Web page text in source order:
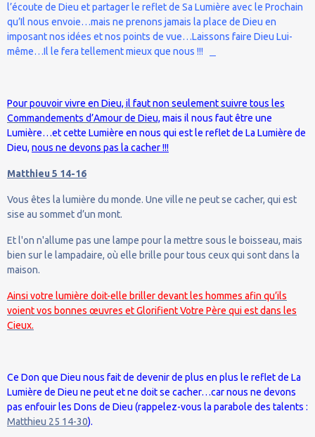
l’écoute de Dieu et partager le reflet de Sa Lumière avec le Prochain
qu’Il nous envoie…mais ne prenons jamais la place de Dieu en
imposant nos idées et nos points de vue…Laissons faire Dieu Lui-
même…Il le fera tellement mieux que nous !!!
Pour pouvoir vivre en Dieu, il faut non seulement suivre tous les
Commandements d’Amour de Dieu, mais il nous faut être une
Lumière…et cette Lumière en nous qui est le reflet de La Lumière de
Dieu, nous ne devons pas la cacher !!!
Matthieu 5 14-16
Vous êtes la lumière du monde. Une ville ne peut se cacher, qui est
sise au sommet d’un mont.
Et l'on n'allume pas une lampe pour la mettre sous le boisseau, mais
bien sur le lampadaire, où elle brille pour tous ceux qui sont dans la
maison.
Ainsi votre lumière doit-elle briller devant les hommes afin qu’ils
voient vos bonnes œuvres et Glorifient Votre Père qui est dans les
Cieux.
Ce Don que Dieu nous fait de devenir de plus en plus le reflet de La
Lumière de Dieu ne peut et ne doit se cacher…car nous ne devons
pas enfouir les Dons de Dieu (rappelez-vous la parabole des talents :
Matthieu 25 14-30).